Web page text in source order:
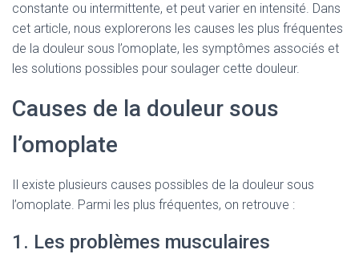
constante ou intermittente, et peut varier en intensité. Dans
cet article, nous explorerons les causes les plus fréquentes
de la douleur sous l’omoplate, les symptômes associés et
les solutions possibles pour soulager cette douleur.
Causes de la douleur sous
l’omoplate
Il existe plusieurs causes possibles de la douleur sous
l’omoplate. Parmi les plus fréquentes, on retrouve :
1. Les problèmes musculaires